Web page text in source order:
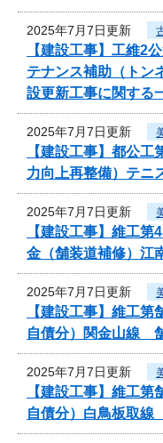
2025年7月7日更新
【建設工事】工維
テナンス補助（トン
設更新工事に関する
2025年7月7日更新
【建設工事】都公
力向上再整備）テニ
2025年7月7日更新
【建設工事】維工
金（舗装道補修）江
2025年7月7日更新
【建設工事】維工
自債分）関金山線
2025年7月7日更新
【建設工事】維工
自債分）白鳥板取